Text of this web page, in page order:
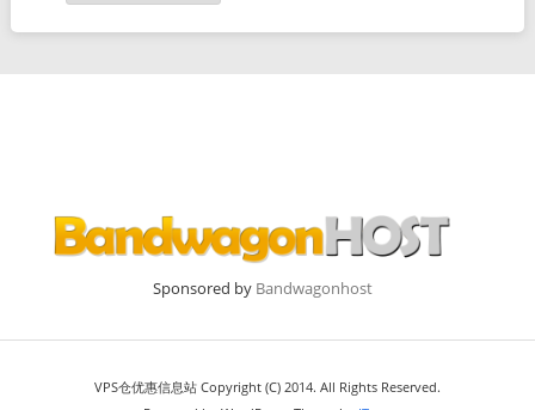
Sponsored by Bandwagonhost
VPS仓优惠信息站 Copyright (C) 2014. All Rights Reserved.